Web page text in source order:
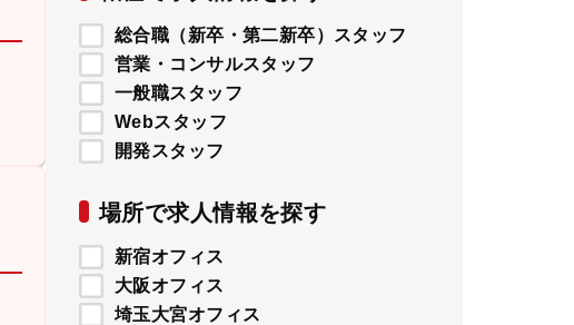
総合職（新卒・第二新卒）スタッフ
営業・コンサルスタッフ
一般職スタッフ
Webスタッフ
開発スタッフ
場所で求人情報を探す
新宿オフィス
大阪オフィス
埼玉大宮オフィス